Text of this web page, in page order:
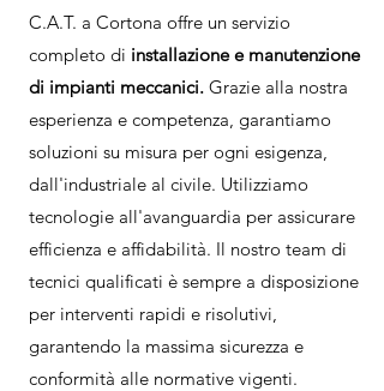
C.A.T. a Cortona offre un servizio
completo di installazione e manutenzione
di impianti meccanici. Grazie alla nostra
esperienza e competenza, garantiamo
soluzioni su misura per ogni esigenza,
dall'industriale al civile. Utilizziamo
tecnologie all'avanguardia per assicurare
efficienza e affidabilità. Il nostro team di
tecnici qualificati è sempre a disposizione
per interventi rapidi e risolutivi,
garantendo la massima sicurezza e
conformità alle normative vigenti.